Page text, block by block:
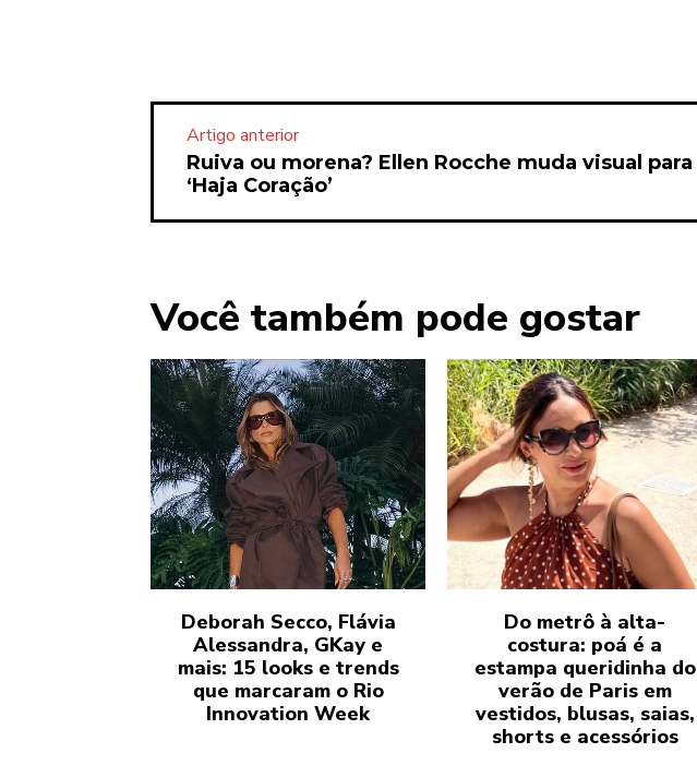
Artigo anterior
Ruiva ou morena? Ellen Rocche muda visual para
‘Haja Coração’
Você também pode gostar
Deborah Secco, Flávia
Alessandra, GKay e
mais: 15 looks e trends
que marcaram o Rio
Innovation Week
Do metrô à alta-
costura: poá é a
estampa queridinha do
verão de Paris em
vestidos, blusas, saias,
shorts e acessórios